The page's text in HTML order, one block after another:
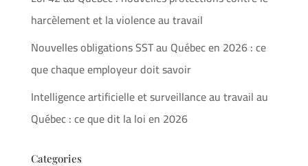
harcèlement et la violence au travail
Nouvelles obligations SST au Québec en 2026 : ce
que chaque employeur doit savoir
Intelligence artificielle et surveillance au travail au
Québec : ce que dit la loi en 2026
Categories